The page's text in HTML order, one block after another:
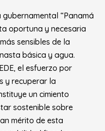
“Panamá
oportuna y necesaria
sensibles de la
básica y agua.
el esfuerzo por
y recuperar la
un cimiento
sostenible sobre
mérito de esta